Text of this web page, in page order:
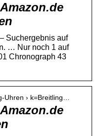
Suchergebnis auf
… Nur noch 1 auf
Chronograph 43
Uhren › k=Breitling…